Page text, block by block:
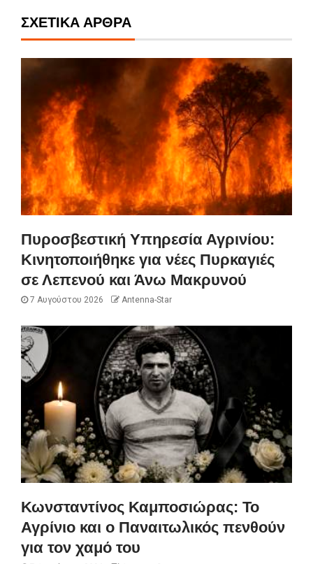
ΣΧΕΤΙΚΆ ΆΡΘΡΑ
Πυροσβεστική Υπηρεσία Αγρινίου:
Κινητοποιήθηκε για νέες Πυρκαγιές
σε Λεπενού και Άνω Μακρυνού
7 Αυγούστου 2026 Antenna-Star
Κωνσταντίνος Καμποσιώρας: Το
Αγρίνιο και ο Παναιτωλικός πενθούν
για τον χαμό του